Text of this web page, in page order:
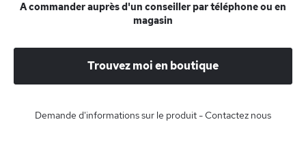
A commander auprès d'un conseiller par téléphone ou en
magasin
Trouvez moi en boutique
Demande d'informations sur le produit - Contactez nous